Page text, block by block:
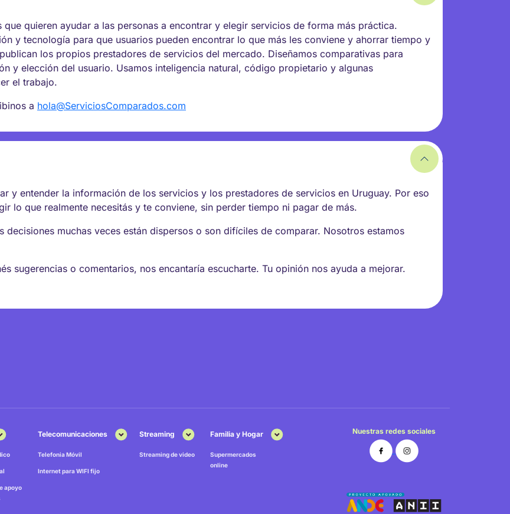
quieren ayudar a las personas a encontrar y elegir servicios de forma más práctica.
y tecnología para que usuarios pueden encontrar lo que más les conviene y ahorrar tiempo y
los propios prestadores de servicios del mercado. Diseñamos comparativas para
y elección del usuario. Usamos inteligencia natural, código propietario y algunas
el trabajo.
a hola@ServiciosComparados.com
y entender la información de los servicios y los prestadores de servicios en Uruguay. Por eso
lo que realmente necesitás y te conviene, sin perder tiempo ni pagar de más.
muchas veces están dispersos o son difíciles de comparar. Nosotros estamos
sugerencias o comentarios, nos encantaría escucharte. Tu opinión nos ayuda a mejorar.
apoyo
Telecomunicaciones
Telefonia Móvil
Internet para WIFI fijo
Streaming
Streaming de video
Familia y Hogar
Supermercados
online
Nuestras redes sociales